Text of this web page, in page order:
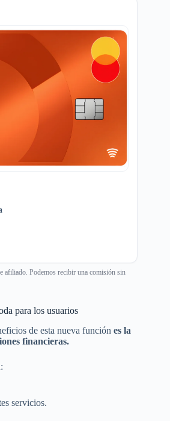
afiliado. Podemos recibir una comisión sin
para los usuarios
de esta nueva función es la
financieras.
servicios.